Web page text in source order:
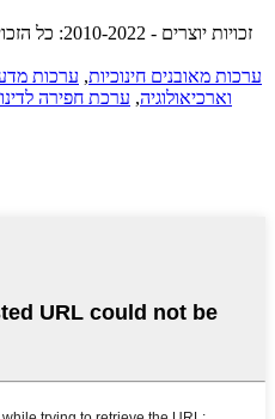
© זכויות יוצרים - 2010-2022: כל הזכויות שמורות.
ערכות מאובנים חינוכיות, ערכות
וארכיאולוגיה, ערכת חפירה